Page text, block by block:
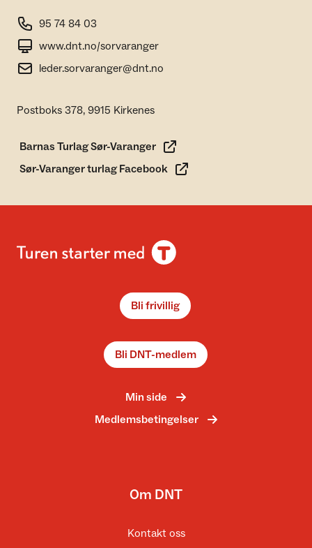
95 74 84 03
www.dnt.no/sorvaranger
leder.sorvaranger@dnt.no
Postboks 378, 9915 Kirkenes
Barnas Turlag Sør-Varanger
Sør-Varanger turlag Facebook
Bli frivillig
Bli DNT-medlem
Min side
Medlemsbetingelser
Om DNT
Kontakt oss